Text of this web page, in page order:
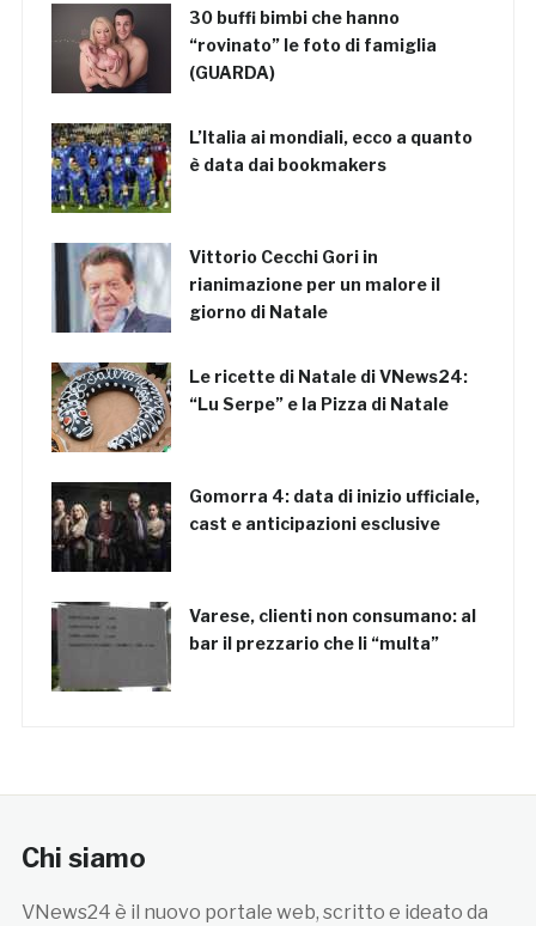
30 buffi bimbi che hanno
“rovinato” le foto di famiglia
(GUARDA)
L’Italia ai mondiali, ecco a quanto
è data dai bookmakers
Vittorio Cecchi Gori in
rianimazione per un malore il
giorno di Natale
Le ricette di Natale di VNews24:
“Lu Serpe” e la Pizza di Natale
Gomorra 4: data di inizio ufficiale,
cast e anticipazioni esclusive
Varese, clienti non consumano: al
bar il prezzario che li “multa”
Chi siamo
VNews24 è il nuovo portale web, scritto e ideato da